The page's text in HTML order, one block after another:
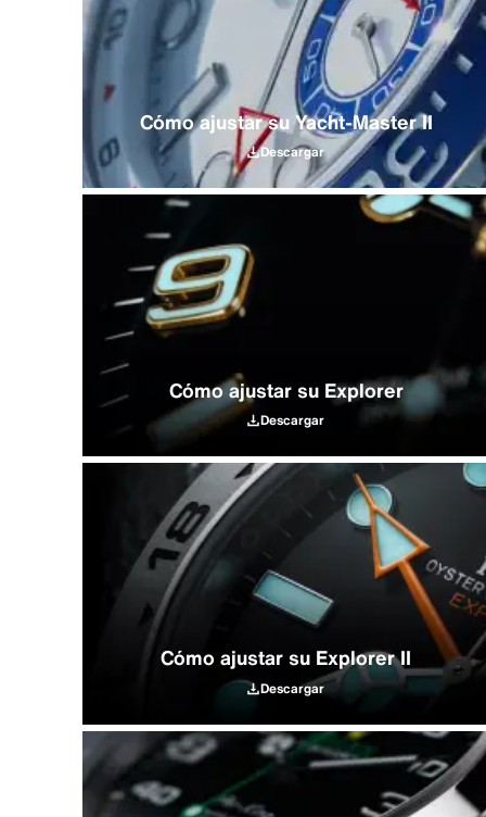
Cómo ajustar su Yacht‑Master II
Descargar
Cómo ajustar su Explorer
Descargar
Cómo ajustar su Explorer II
Descargar